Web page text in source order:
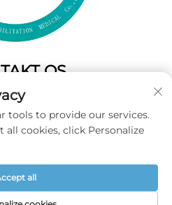
OS
GateFuzhou,Fujian,Kina
-Privatlivspolitik
tools to provide our services.
cookies, click Personalize
all